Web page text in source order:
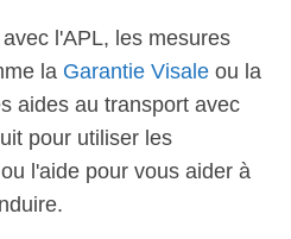
avec l'APL, les mesures
la Garantie Visale ou la
aides au transport avec
pour utiliser les
l'aide pour vous aider à